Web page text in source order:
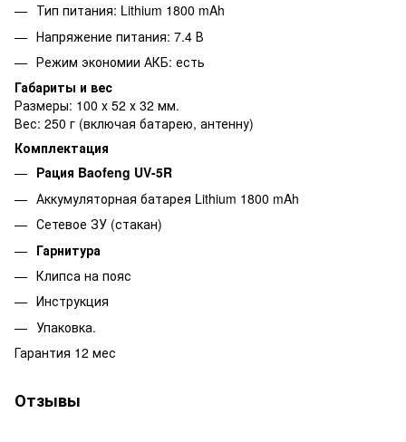
Тип питания: Lithium 1800 mAh
Напряжение питания: 7.4 В
Режим экономии АКБ: есть
Габариты и вес
Размеры: 100 х 52 х 32 мм.
Вес: 250 г (включая батарею, антенну)
Комплектация
Рация Baofeng UV-5R
Аккумуляторная батарея Lithium 1800 mAh
Сетевое ЗУ (стакан)
Гарнитура
Клипса на пояс
Инструкция
Упаковка.
Гарантия 12 мес
Отзывы